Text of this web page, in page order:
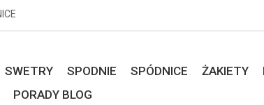
SWETRY SPODNIE SPÓDNICE ŻAKIETY
PORADY BLOG